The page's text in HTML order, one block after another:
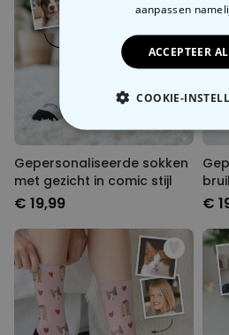
Gepersonaliseerde sokken
met gezicht in comic stijl
€ 19,99 €
aanpassen
ACCEPTEER
COOKIE-
NOODZAKELIJK
PERFORMANCE